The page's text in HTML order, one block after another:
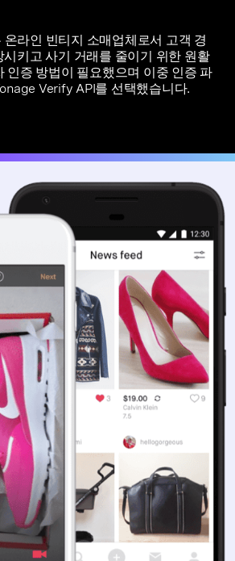
라인 빈티지 소매업체로서 고객 경
시키고 사기 거래를 줄이기 위한 원활
인증 방법이 필요했으며 이중 인증 파
Verify API를 선택했습니다.